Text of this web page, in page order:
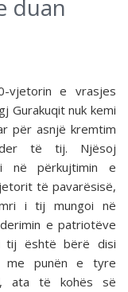
duan
vjetorin e vrasjes
Gurakuqit nuk kemi
për asnjë kremtim
të tij. Njësoj
në përkujtimin e
të pavarësisë,
i tij mungoi në
e patriotëve
tij është bërë disi
me punën e tyre
ata të kohës së